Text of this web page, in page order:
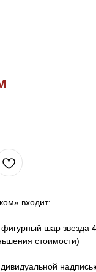
входит:
шар звезда
стоимости)